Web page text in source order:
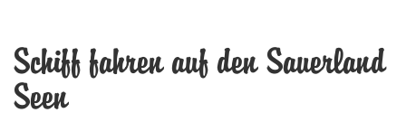
Schiff fahren auf den Sauerland
Seen